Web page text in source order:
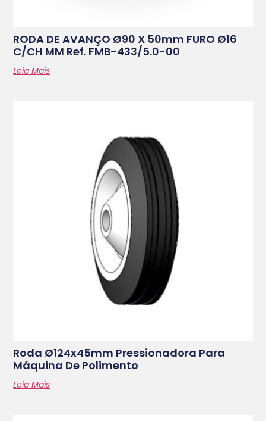
RODA DE AVANÇO Ø90 X 50mm FURO Ø16
C/CH MM Ref. FMB-433/5.0-00
Leia Mais
Roda Ø124x45mm Pressionadora Para
Máquina De Polimento
Leia Mais